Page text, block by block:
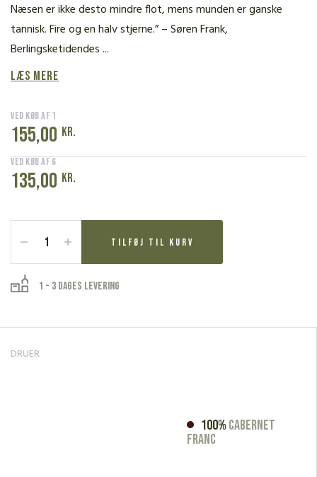
Næsen er ikke desto mindre flot, mens munden er ganske
tannisk. Fire og en halv stjerne.” – Søren Frank,
Berlingsketidendes ...
Læs mere
Ved køb af 1
155,00 kr.
Ved køb af 6
135,00 kr.
Domaine
de
Chevalerie,
Franco
de
2020
antal
Tilføj til kurv
1 - 3 dages levering
DRUER
100% Cabernet
Franc